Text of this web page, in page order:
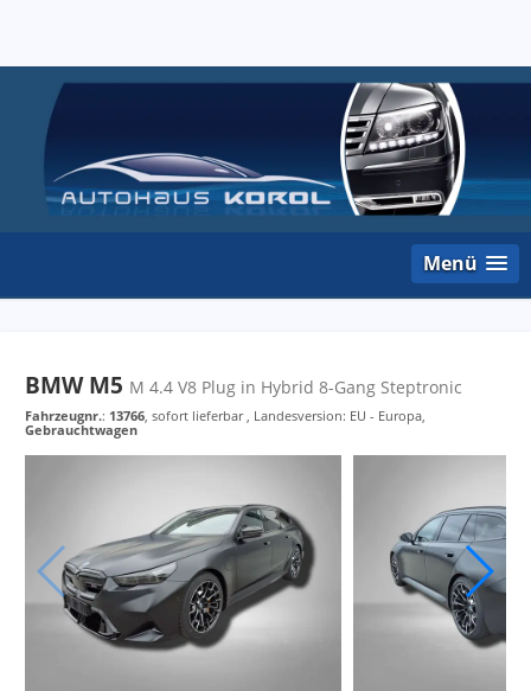
Menü
BMW M5 M 4.4 V8 Plug in Hybrid 8-Gang Steptronic
Fahrzeugnr.: 13766, sofort lieferbar, Landesversion: EU - Europa,
Gebrauchtwagen